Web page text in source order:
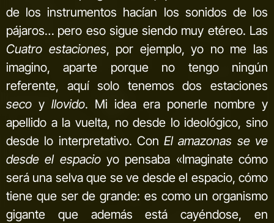
de los instrumentos hacían los sonidos de los
pájaros… pero eso sigue siendo muy etéreo. Las
Cuatro estaciones, por ejemplo, yo no me las
imagino, aparte porque no tengo ningún
referente, aquí solo tenemos dos estaciones
seco y llovido. Mi idea era ponerle nombre y
apellido a la vuelta, no desde lo ideológico, sino
desde lo interpretativo. ConEl amazonas se ve
desde el espacioyo pensaba «Imaginate cómo
será una selva que se ve desde el espacio, cómo
tiene que ser de grande: es como un organismo
gigante que además está cayéndose, en